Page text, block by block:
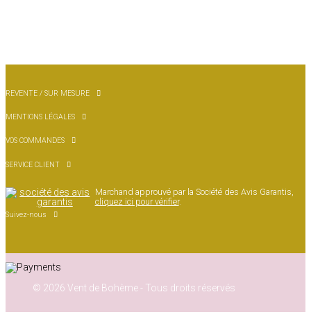
REVENTE / SUR MESURE
MENTIONS LÉGALES
VOS COMMANDES
SERVICE CLIENT
Marchand approuvé par la Société des Avis Garantis,
cliquez ici pour vérifier.
Suivez-nous
© 2026 Vent de Bohème - Tous droits réservés